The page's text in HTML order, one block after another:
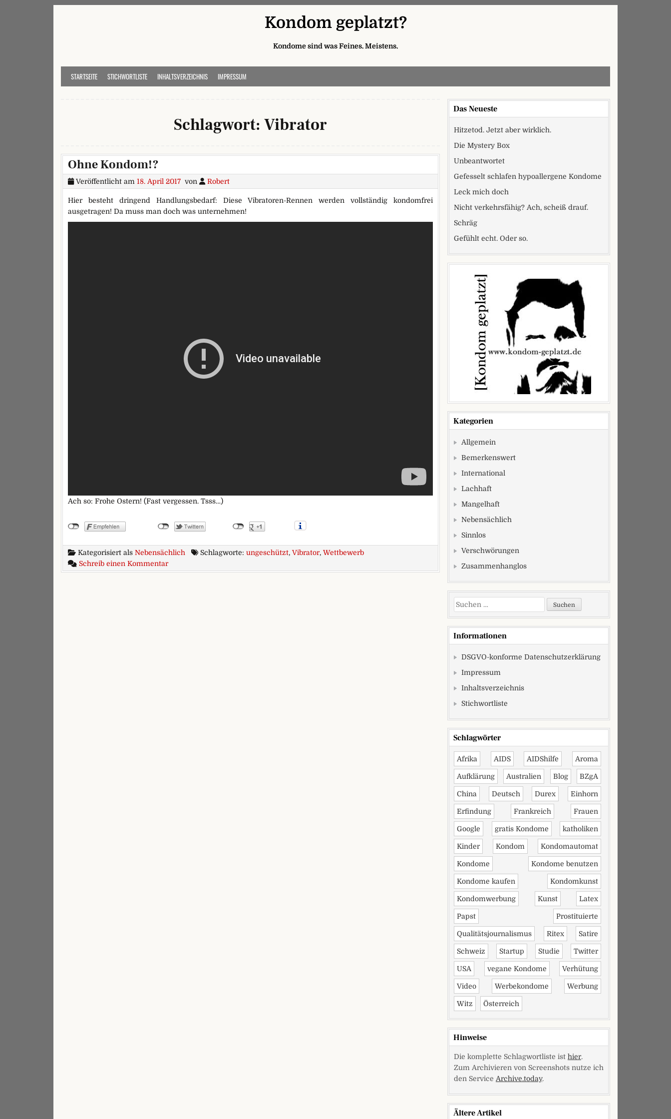
Kondom geplatzt?
Kondome sind was Feines. Meistens.
STARTSEITE STICHWORTLISTE INHALTSVERZEICHNIS IMPRESSUM
Schlagwort: Vibrator
Ohne Kondom!?
Veröffentlicht am 18. April 2017 von Robert
Hier besteht dringend Handlungsbedarf: Diese Vibratoren-Rennen werden vollständig kondomfrei
ausgetragen! Da muss man doch was unternehmen!
Ach so: Frohe Ostern! (Fast vergessen. Tsss…)
Kategorisiert als Nebensächlich Schlagworte: ungeschützt, Vibrator, Wettbewerb
Schreib einen Kommentarzu Ohne Kondom!?
Das Neueste
Hitzetod. Jetzt aber wirklich.
Die Mystery Box
Unbeantwortet
Gefesselt schlafen hypoallergene Kondome
Leck mich doch
Nicht verkehrsfähig? Ach, scheiß drauf.
Schräg
Gefühlt echt. Oder so.
Kategorien
Allgemein
Bemerkenswert
International
Lachhaft
Mangelhaft
Nebensächlich
Sinnlos
Verschwörungen
Zusammenhanglos
Suchen nach:
Informationen
DSGVO-konforme Datenschutzerklärung
Impressum
Inhaltsverzeichnis
Stichwortliste
Schlagwörter
Afrika AIDS AIDShilfe Aroma
Aufklärung Australien Blog BZgA
China Deutsch Durex Einhorn
Erfindung Frankreich Frauen
Google gratis Kondome katholiken
Kinder Kondom Kondomautomat
Kondome Kondome benutzen
Kondome kaufen Kondomkunst
Kondomwerbung Kunst Latex
Papst Prostituierte
Qualitätsjournalismus Ritex Satire
Schweiz Startup Studie Twitter
USA vegane Kondome Verhütung
Video Werbekondome Werbung
Witz Österreich
Hinweise
Die komplette Schlagwortliste ist hier.
Zum Archivieren von Screenshots nutze ich
den Service Archive.today.
Ältere Artikel